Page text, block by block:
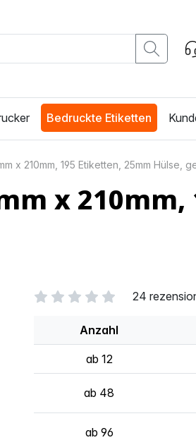
Bedruckte Etiketten
x 210mm, 195 Etiketten, 25mm Hülse,
x
24
Anzahl
ab 12
ab 48
ab 96